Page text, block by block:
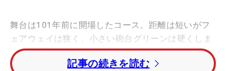
舞台は101年前に開場したコース。距離は短いがフ
ェアウェイは狭く、小さい砲台グリーンは硬くしま
って難度が上がった。この日の平均スコアは
「73.224」。平均より7打以上少ない前田は「パッ
記事の続きを読む